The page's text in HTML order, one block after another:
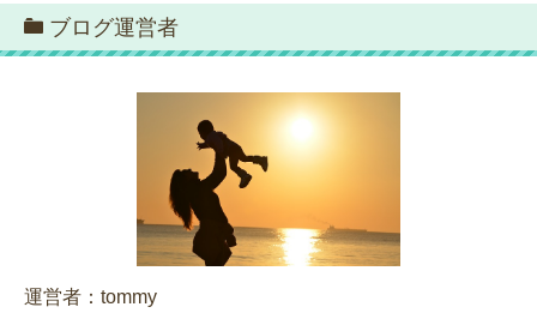
ブログ運営者
運営者：tommy